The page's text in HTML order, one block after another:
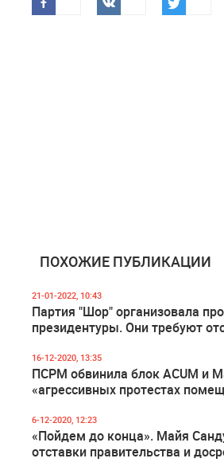
ПОХОЖИЕ ПУБЛИКАЦИИ
21-01-2022, 10:43
Партия "Шор" организовала
президентуры. Они требуют
16-12-2020, 13:35
ПСРМ обвинила блок ACUM и
«агрессивных протестах
6-12-2020, 12:23
«Пойдем до конца». Майя
отставки правительства и